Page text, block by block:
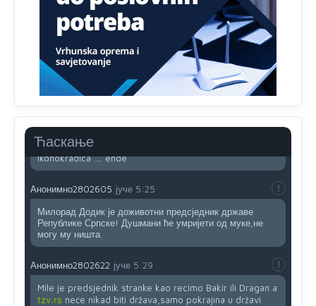
Ћаскање
veci prevarant...
Анонимно2802132
Mnogi nesposobni ljudi su daleko dogurali. Ko je
nesposoban može raditi sve. Sposobni rade samo ono
što znaju.
....i onda su na tenkovima NATO pakta, na vlast došli
jedna baba i jedan švercer dezerter ratni profiter i
ikonokradica .... ende
Анонимно2802605 јуче 5:25
Милорад Додик је доживотни предсједник државе
Републике Српске! Душмани ће умријети од муке,не
могу му ништа.
Анонимно2802622 јуче 5:29
Mile je predsjednik stranke kao recimo Bakir ili Dragan a
tzv.rs neće nikad biti država,samo pokrajina u državi